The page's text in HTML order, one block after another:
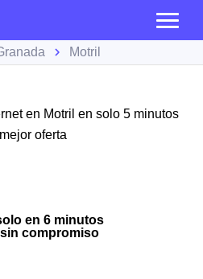
Motril
en Motril en solo 5 minutos
oferta
en 6 minutos
compromiso